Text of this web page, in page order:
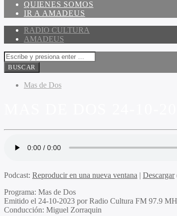
QUIENES SOMOS
IR A AMADEUS
RADIO CULTURA
AMADEUS
Mas de Dos
Podcast: Reproducir en una nueva ventana | Descargar
Programa: Mas de Dos
Emitido el 24-10-2023 por Radio Cultura FM 97.9
Conducción: Miguel Zorraquin